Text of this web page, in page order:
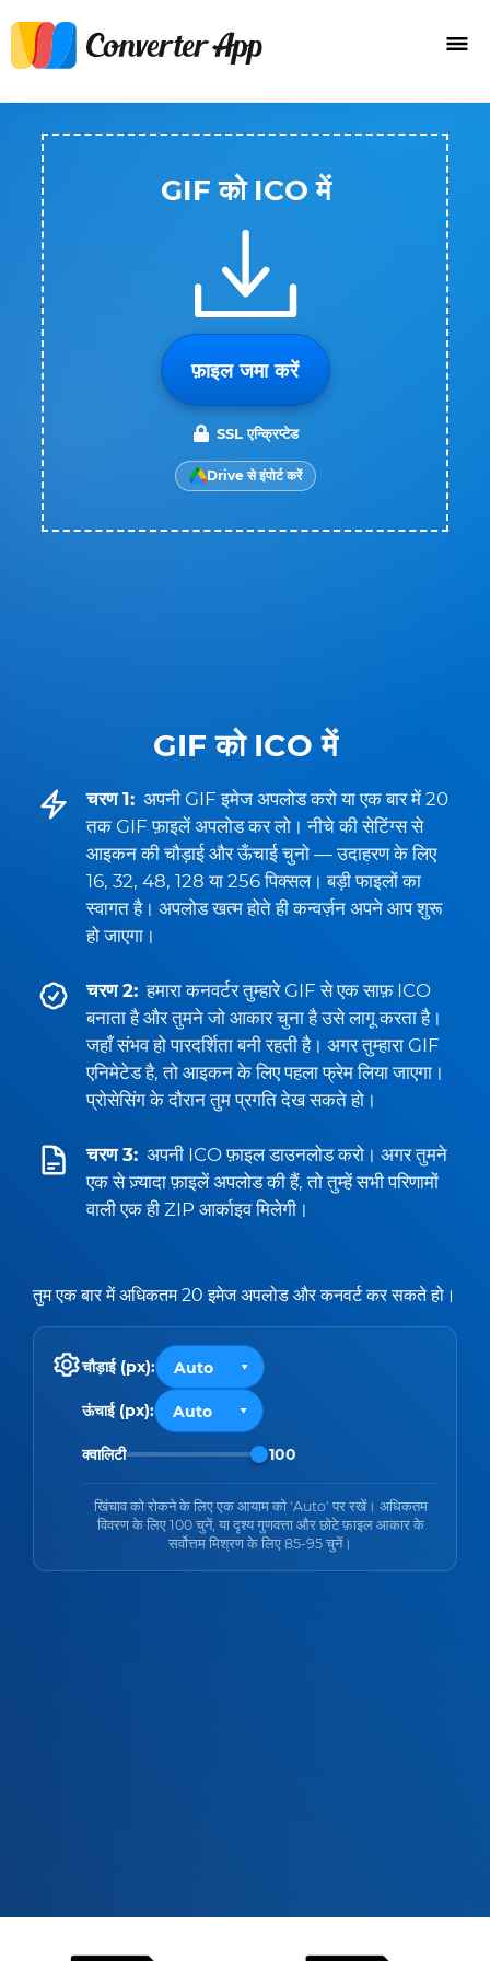
GIF को ICO में
चरण 1: अपनी GIF इमेज अपलोड करो या एक बार में 20
तक GIF फ़ाइलें अपलोड कर लो। नीचे की सेटिंग्स से
आइकन की चौड़ाई और ऊँचाई चुनो — उदाहरण के लिए
16, 32, 48, 128 या 256 पिक्सल। बड़ी फाइलों का
स्वागत है। अपलोड खत्म होते ही कन्वर्ज़न अपने आप शुरू
हो जाएगा।
चरण 2: हमारा कनवर्टर तुम्हारे GIF से एक साफ़ ICO
बनाता है और तुमने जो आकार चुना है उसे लागू करता है।
जहाँ संभव हो पारदर्शिता बनी रहती है। अगर तुम्हारा GIF
एनिमेटेड है, तो आइकन के लिए पहला फ्रेम लिया जाएगा।
प्रोसेसिंग के दौरान तुम प्रगति देख सकते हो।
चरण 3: अपनी ICO फ़ाइल डाउनलोड करो। अगर तुमने
एक से ज़्यादा फ़ाइलें अपलोड की हैं, तो तुम्हें सभी परिणामों
वाली एक ही ZIP आर्काइव मिलेगी।
तुम एक बार में अधिकतम 20 इमेज अपलोड और कनवर्ट कर सकते हो।
चौड़ाई (px):
ऊंचाई (px):
क्वालिटी 100
खिंचाव को रोकने के लिए एक आयाम को 'Auto' पर रखें। अधिकतम
विवरण के लिए 100 चुनें, या दृश्य गुणवत्ता और छोटे फ़ाइल आकार के
सर्वोत्तम मिश्रण के लिए 85-95 चुनें।
GIF को ICO में
फ़ाइल जमा करें
SSL एन्क्रिप्टेड
Drive से इंपोर्ट करें